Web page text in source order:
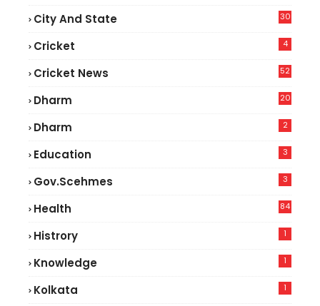
City And State 30
Cricket 4
Cricket News
52
Dharm 20
Dharm 2
Education 3
Gov.scehmes 3
Health
84
Histrory 1
Knowledge 1
Kolkata 1